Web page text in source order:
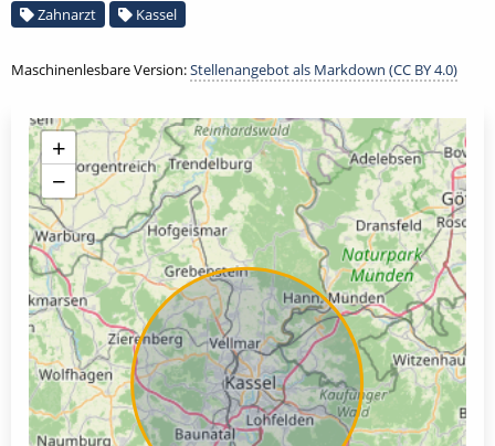
Zahnarzt Kassel
Maschinenlesbare Version:Stellenangebot als Markdown (CC BY 4.0)
+
−